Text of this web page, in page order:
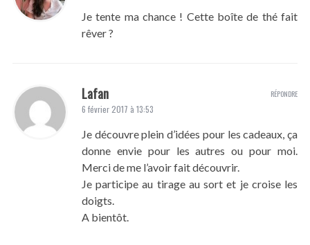
Je tente ma chance ! Cette boîte de thé fait
rêver ?
Lafan
6 février 2017 à 13:53
Je découvre plein d’idées pour les cadeaux, ça
donne envie pour les autres ou pour moi.
Merci de me l’avoir fait découvrir.
Je participe au tirage au sort et je croise les
doigts.
A bientôt.
RÉPONDRE